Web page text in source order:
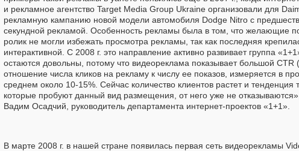
и рекламное агентство Target Media Group Ukraine организовали для
рекламную кампанию новой модели автомобиля Dodge Nitro с
секундной рекламой. Особенность рекламы была в том, что желающие
ролик не могли избежать просмотра рекламы, так как последняя
интерактивной. С 2008 г. это направление активно развивает группа
остаются довольны, потому что видеореклама показывает большой CTR
отношение числа кликов на рекламу к числу ее показов, измеряется в
среднем около 10-15%. Сейчас количество клиентов растет и тенденция
которые пробуют данный вид размещения, от него уже не
Вадим Осадчий, руководитель департамента интернет-проектов «1+1».
В марте 2008 г. в нашей стране появилась первая сеть видеорекламы